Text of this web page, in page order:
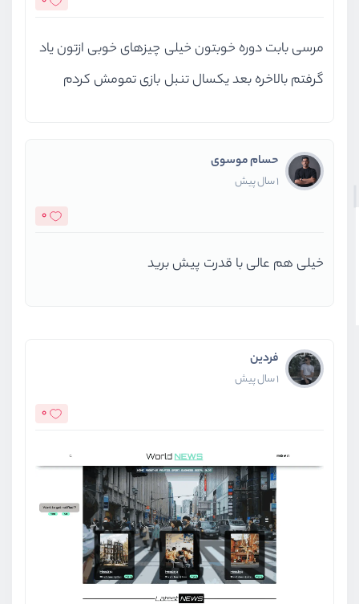
مرسی بابت دوره خوبتون خیلی چیزهای خوبی ازتون یاد
گرفتم بالاخره بعد یکسال تنبل بازی تمومش کردم
حسام موسوی
1 سال پیش
0
خیلی هم عالی با قدرت پیش برید
فردین
1 سال پیش
0